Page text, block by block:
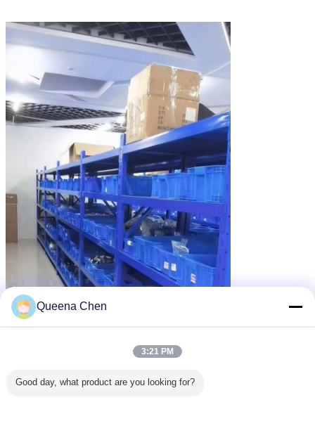
Queena Chen
3:21 PM
Good day, what product are you looking for?